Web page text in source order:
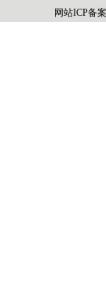
网站ICP备